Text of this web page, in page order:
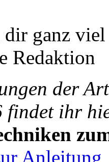
ganz
Redaktion
der
findet ihr
Anleitung